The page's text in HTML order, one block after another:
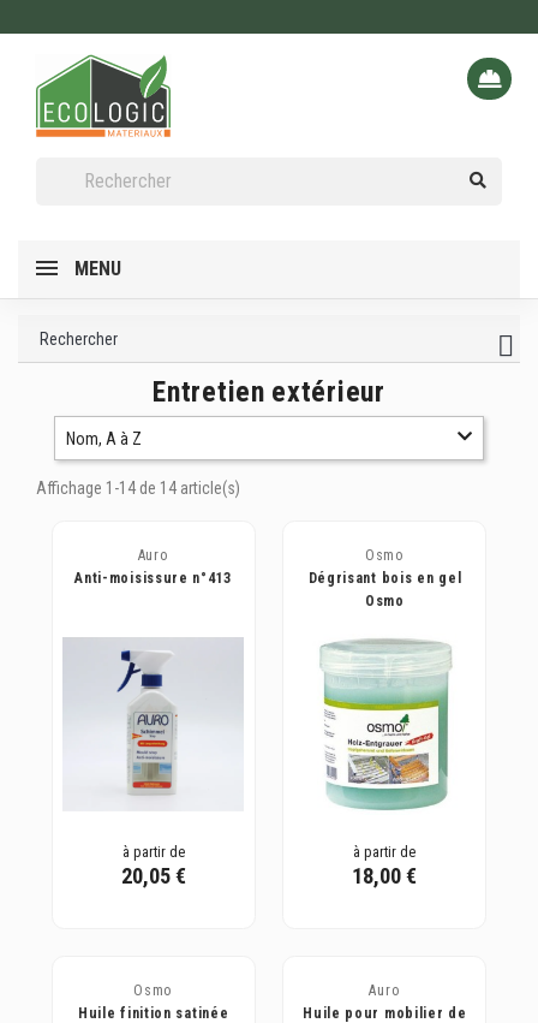
MENU
Rechercher
Entretien extérieur
Nom, A à Z
Affichage 1-14 de 14 article(s)
Auro
Anti-moisissure n°413
à partir de
20,05 €
Osmo
Dégrisant bois en gel
Osmo
à partir de
18,00 €
Osmo
Huile finition satinée
Auro
Huile pour mobilier de